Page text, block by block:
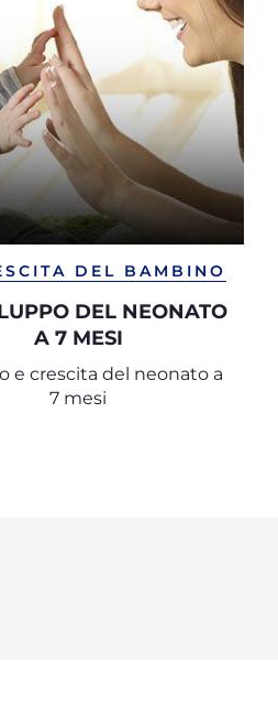
DEL BAMBINO
DEL NEONATO
A 7 MESI
e crescita del neonato a
7 mesi